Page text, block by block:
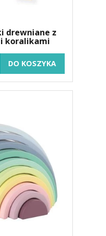
drewniane z
koralikami
DO KOSZYKA